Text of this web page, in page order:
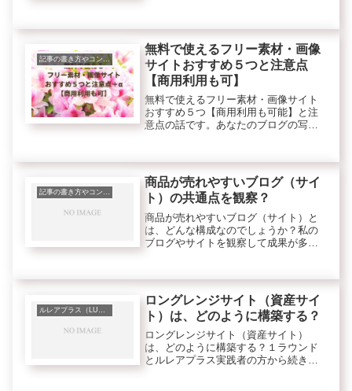
す）> 内容はすばらしいのですが、リ
ンクが多くて> 迷い子になり...
記事の書き方やコンテンツのこと
無料で使えるフリー素材・画像
サイトおすすめ５つと注意点
【商用利用も可】
無料で使えるフリー素材・画像サイト
おすすめ５つ【商用利用も可能】と注
意点の話です。あなたのブログの写真
ホで撮れますから、案外自分で撮影し
たものを使うケースも多いかもです
ね。...
記事の書き方やコンテンツのこと
商品が売れやすいブログ（サイ
ト）の共通点を観察？
商品が売れやすいブログ（サイト）と
は、どんな構成なのでしょうか？私の
ブログやサイトを観察して成果が多い
ブログやサイトを観察してみると・・
ロングレンジサイト（資産サイ
ト）は、どのように構築する？
ロングレンジサイト（資産サイト）
は、どのように構築する？１ラウンド
とルレアプラス実践者の方から続きの